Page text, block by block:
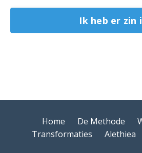
Ik heb er zin
Home De Methode
Transformaties
Alethiea